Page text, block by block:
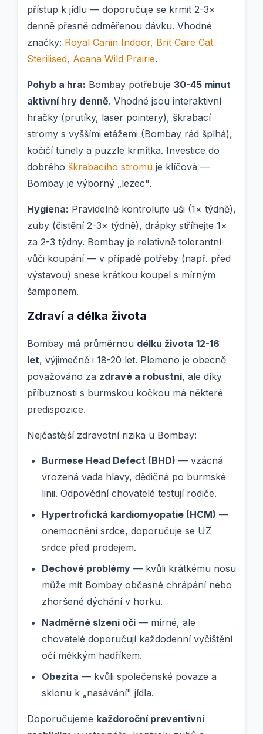
přístup k jídlu — doporučuje se krmit 2-3×
denně přesně odměřenou dávku. Vhodné
značky: Royal Canin Indoor, Brit Care Cat
Sterilised, Acana Wild Prairie.
Pohyb a hra: Bombay potřebuje 30-45 minut
aktivní hry denně. Vhodné jsou interaktivní
hračky (prutíky, laser pointery), škrabací
stromy s vyššími etážemi (Bombay rád šplhá),
kočičí tunely a puzzle krmítka. Investice do
dobrého škrabacího stromu je klíčová —
Bombay je výborný „lezec".
Hygiena: Pravidelně kontrolujte uši (1× týdně),
zuby (čistění 2-3× týdně), drápky stříhejte 1×
za 2-3 týdny. Bombay je relativně tolerantní
vůči koupání — v případě potřeby (např. před
výstavou) snese krátkou koupel s mírným
šamponem.
Zdraví a délka života
Bombay má průměrnou délku života 12-16
let, výjimečně i 18-20 let. Plemeno je obecně
považováno za zdravé a robustní, ale díky
příbuznosti s burmskou kočkou má některé
predispozice.
Nejčastější zdravotní rizika u Bombay:
Burmese Head Defect (BHD) — vzácná
vrozená vada hlavy, dědičná po burmské
linii. Odpovědní chovatelé testují rodiče.
Hypertrofická kardiomyopatie (HCM) —
onemocnění srdce, doporučuje se UZ
srdce před prodejem.
Dechové problémy — kvůli krátkému nosu
může mít Bombay občasné chrápání nebo
zhoršené dýchání v horku.
Nadměrné slzení očí— mírné, ale
chovatelé doporučují každodenní vyčištění
očí měkkým hadříkem.
Obezita — kvůli společenské povaze a
sklonu k „nasávání" jídla.
Doporučujeme každoroční preventivní